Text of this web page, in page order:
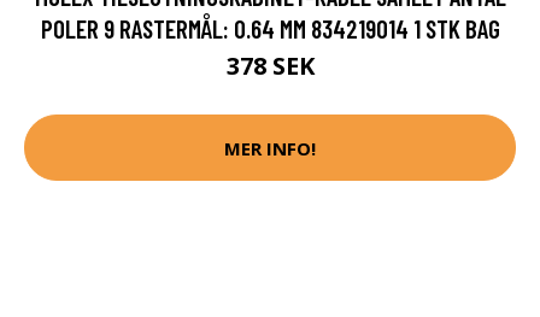
POLER 9 RASTERMÅL: 0.64 MM 834219014 1 STK BAG
378 SEK
MER INFO!